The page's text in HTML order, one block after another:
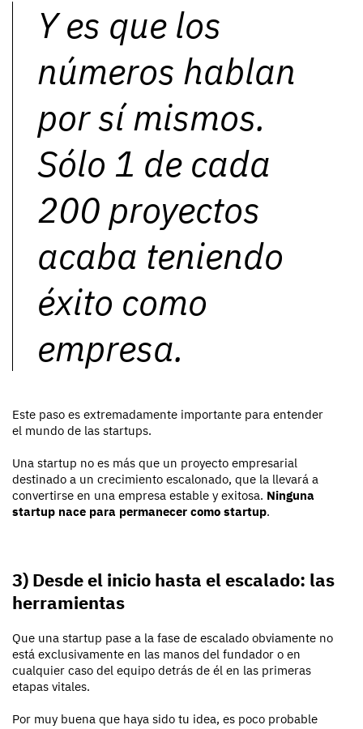
Y es que los
números hablan
por sí mismos.
Sólo 1 de cada
200 proyectos
acaba teniendo
éxito como
empresa.
Este paso es extremadamente importante para entender
el mundo de las startups.
Una startup no es más que un proyecto empresarial
destinado a un crecimiento escalonado, que la llevará a
convertirse en una empresa estable y exitosa. Ninguna
startup nace para permanecer como startup.
3) Desde el inicio hasta el escalado: las
herramientas
Que una startup pase a la fase de escalado obviamente no
está exclusivamente en las manos del fundador o en
cualquier caso del equipo detrás de él en las primeras
etapas vitales.
Por muy buena que haya sido tu idea, es poco probable